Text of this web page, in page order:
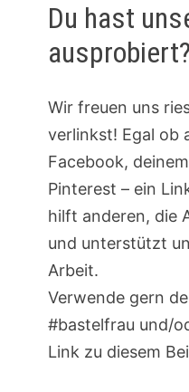
Du hast
ausprobiert?
Wir freuen uns
verlinkst! Egal ob
Facebook,
Pinterest – ein
hilft anderen, die
und unterstützt
Arbeit.
Verwende gern
#bastelfrau und/
Link zu diesem